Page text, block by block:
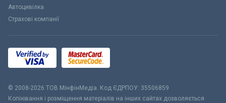
Автоцивілка
Страхові компанії
© 2008-2026 ТОВ МiнфiнМедiа. Код ЄДРПОУ: 35506859
Копіювання і розміщення матеріалів на інших сайтах дозволяється